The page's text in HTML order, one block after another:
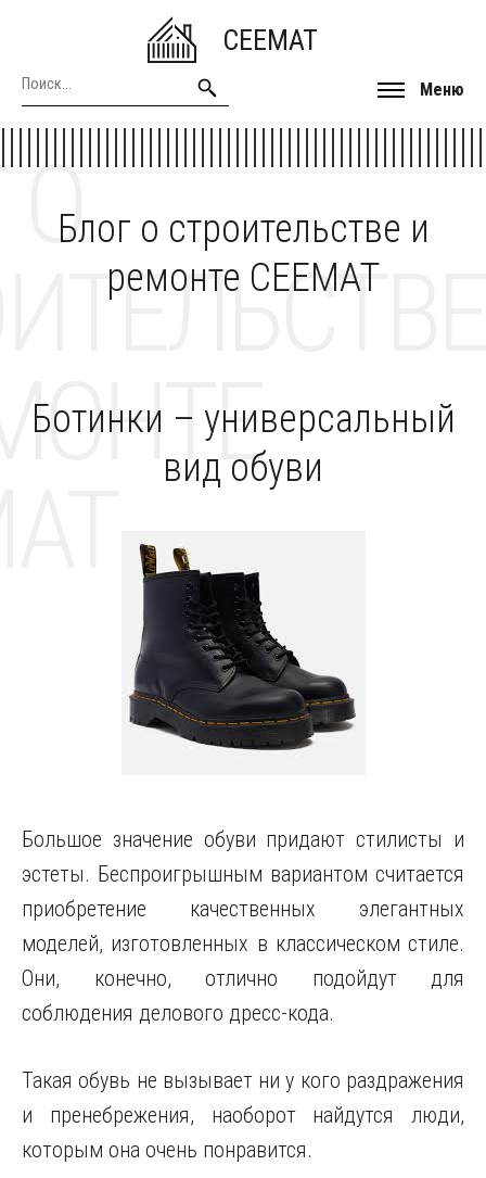
CEEMAT
Меню
Блог о строительстве и
ремонте CEEMAT
О
Ботинки – универсальный
вид обуви
Большое значение обуви придают стилисты и
эстеты. Беспроигрышным вариантом считается
приобретение качественных элегантных
моделей, изготовленных в классическом стиле.
Они, конечно, отлично подойдут для
соблюдения делового дресс-кода.
Такая обувь не вызывает ни у кого раздражения
и пренебрежения, наоборот найдутся люди,
которым она очень понравится.